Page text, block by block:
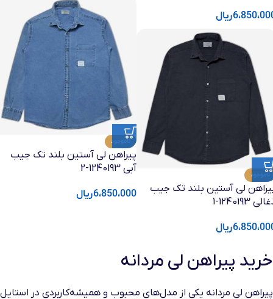
ریال
ناموجود
پیراهن لی آستین بلند تک جیب
آبی 1240193-2
6،850،000ریال
ناموجود
لی آستین بلند تک جیب
1240193-1
ریال
خرید پیراهن لی مردانه
پیراهن لی مردانه یکی از مدل‌های محبوب و همیشه‌کاربردی در استایل